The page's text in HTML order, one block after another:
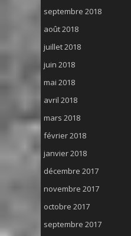
septembre 2018
août 2018
juillet 2018
juin 2018
mai 2018
avril 2018
mars 2018
février 2018
janvier 2018
décembre 2017
novembre 2017
octobre 2017
septembre 2017